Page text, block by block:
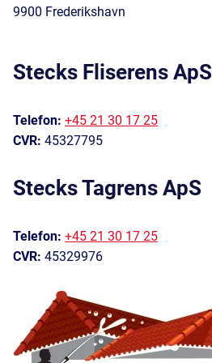
9900 Frederikshavn
Stecks Fliserens ApS
Telefon: +45 21 30 17 25
CVR: 45327795
Stecks Tagrens ApS
Telefon: +45 21 30 17 25
CVR: 45329976